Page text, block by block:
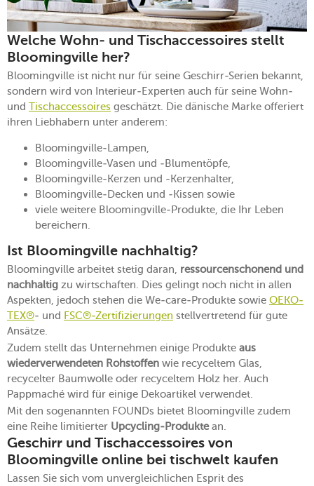
Welche Wohn- und Tischaccessoires stellt
Bloomingville her?
Bloomingville ist nicht nur für seine Geschirr-Serien bekannt,
sondern wird von Interieur-Experten auch für seine Wohn-
und Tischaccessoires geschätzt. Die dänische Marke offeriert
ihren Liebhabern unter anderem:
Bloomingville-Lampen,
Bloomingville-Vasen und -Blumentöpfe,
Bloomingville-Kerzen und -Kerzenhalter,
Bloomingville-Decken und -Kissen sowie
viele weitere Bloomingville-Produkte, die Ihr Leben
bereichern.
Ist Bloomingville nachhaltig?
Bloomingville arbeitet stetig daran, ressourcenschonend und
nachhaltig zu wirtschaften. Dies gelingt noch nicht in allen
Aspekten, jedoch stehen die We-care-Produkte sowie OEKO-
TEX®- und FSC®-Zertifizierungen stellvertretend für gute
Ansätze.
Zudem stellt das Unternehmen einige Produkte aus
wiederverwendeten Rohstoffen wie recyceltem Glas,
recycelter Baumwolle oder recyceltem Holz her. Auch
Pappmaché wird für einige Dekoartikel verwendet.
Mit den sogenannten FOUNDs bietet Bloomingville zudem
eine Reihe limitierter Upcycling-Produktean.
Geschirr und Tischaccessoires von
Bloomingville online bei tischwelt kaufen
Lassen Sie sich vom unvergleichlichen Esprit des